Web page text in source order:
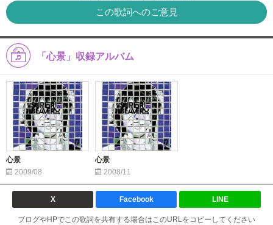
この歌詞へのご意見
「心景」収録アルバム
心景
2009/08
心景
2008/11
X Facebook LINE
ブログやHPでこの歌詞を共有する場合はこのURLをコピーしてください